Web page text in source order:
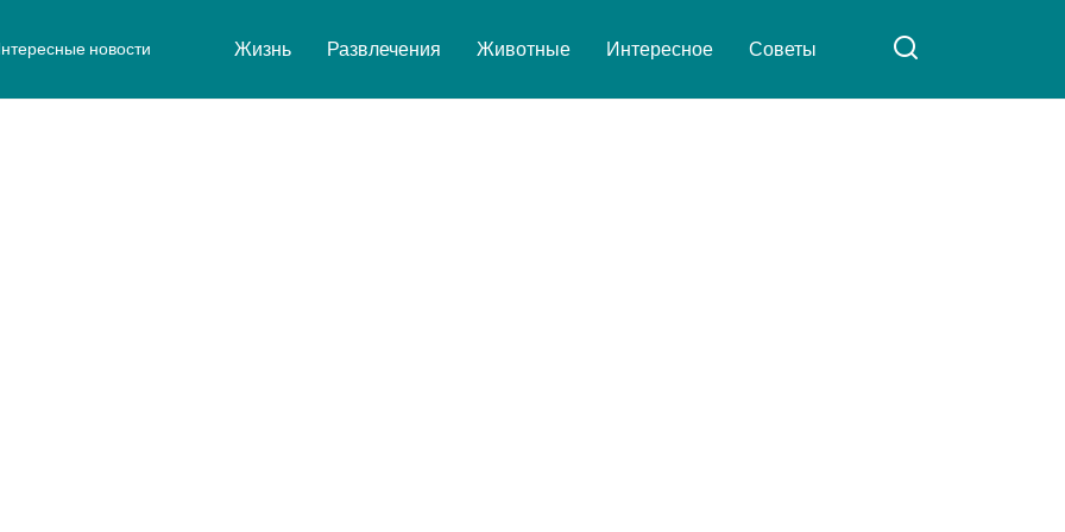
новости Жизнь Развлечения Животные Интересное Советы